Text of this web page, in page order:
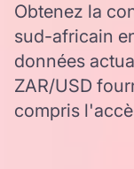
Obtenez la
sud-africain
données
ZAR/USD
compris